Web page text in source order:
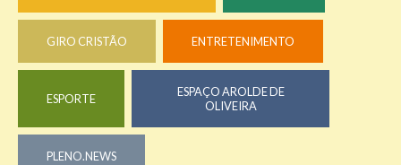
GIRO CRISTÃO ENTRETENIMENTO
ESPORTE
ESPAÇO AROLDE DE
OLIVEIRA
PLENO.NEWS